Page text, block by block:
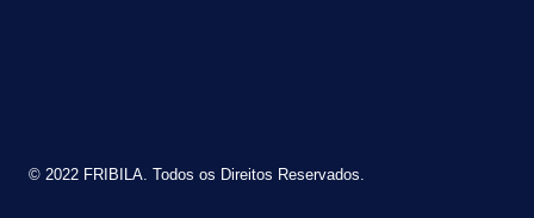
© 2022 FRIBILA. Todos os Direitos Reservados.